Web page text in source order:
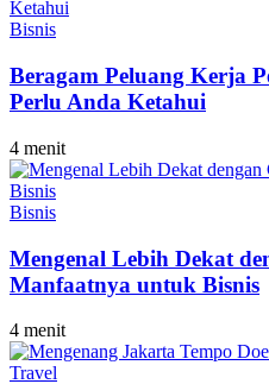
Bisnis
Beragam Peluang Kerja
Perlu Anda Ketahui
4 menit
Bisnis
Mengenal Lebih Dekat
Manfaatnya untuk Bisnis
4 menit
Travel